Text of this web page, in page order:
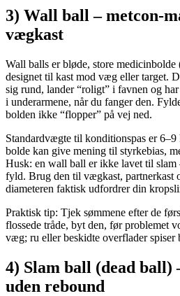
3) Wall ball – metcon-
vægkast
Wall balls er bløde, store
designet til kast mod væg eller target.
sig rund, lander “roligt” i favnen og
i underarmene, når du fanger den.
bolden ikke “flopper” på vej ned.
Standardvægte til konditionspas er
bolde kan give mening til styrkebias,
Husk: en wall ball er ikke lavet til
fyld. Brug den til vægkast, partnerkast
diameteren faktisk udfordrer din
Praktisk tip: Tjek sømmene efter de
flossede tråde, byt den, før problemet
væg; ru eller beskidte overflader spiser
4) Slam ball (dead ball)
uden rebound